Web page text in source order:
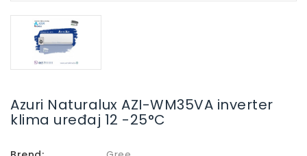
Azuri Naturalux AZI-WM35VA inverter
klima uređaj 12 -25°C